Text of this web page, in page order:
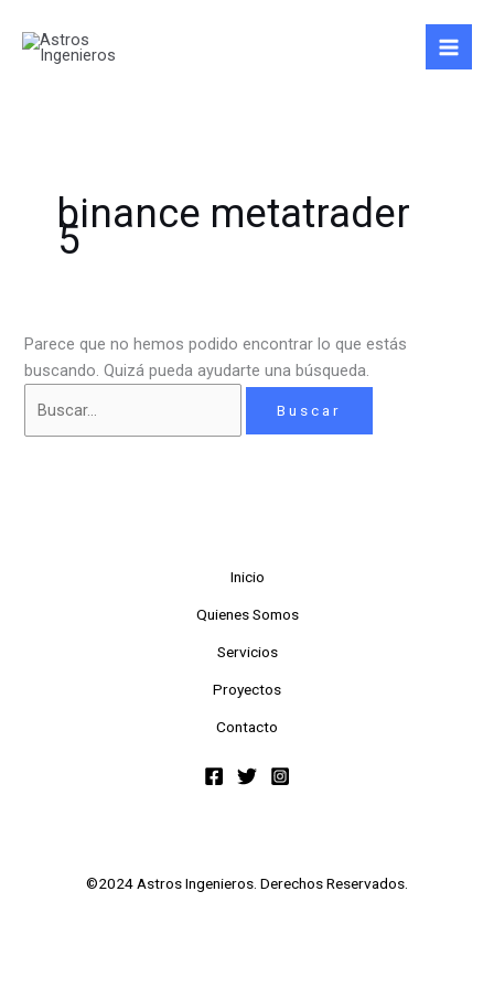
contenido
binance metatrader
5
Parece que no hemos podido encontrar lo que estás
buscando. Quizá pueda ayudarte una búsqueda.
por:
Inicio
Quienes Somos
Servicios
Proyectos
Contacto
©2024 Astros Ingenieros. Derechos Reservados.